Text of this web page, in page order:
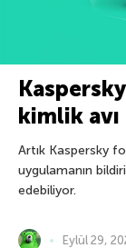
kimlik
Artık Kaspersky
uygulamanın
edebiliyor.
Eylül 29,